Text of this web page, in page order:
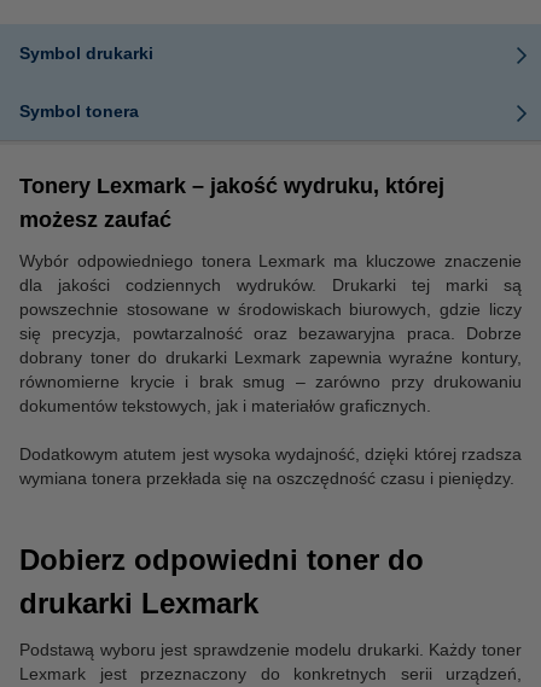
Symbol drukarki
Symbol tonera
Tonery Lexmark – jakość wydruku, której
możesz zaufać
Wybór odpowiedniego tonera Lexmark ma kluczowe znaczenie
dla jakości codziennych wydruków. Drukarki tej marki są
powszechnie stosowane w środowiskach biurowych, gdzie liczy
się precyzja, powtarzalność oraz bezawaryjna praca. Dobrze
dobrany toner do drukarki Lexmark zapewnia wyraźne kontury,
równomierne krycie i brak smug – zarówno przy drukowaniu
dokumentów tekstowych, jak i materiałów graficznych.
Dodatkowym atutem jest wysoka wydajność, dzięki której rzadsza
wymiana tonera przekłada się na oszczędność czasu i pieniędzy.
Dobierz odpowiedni toner do
drukarki Lexmark
Podstawą wyboru jest sprawdzenie modelu drukarki. Każdy toner
Lexmark jest przeznaczony do konkretnych serii urządzeń,